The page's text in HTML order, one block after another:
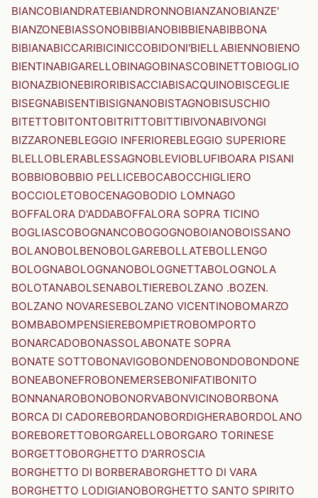
BIANCOBIANDRATEBIANDRONNOBIANZANOBIANZE'
BIANZONEBIASSONOBIBBIANOBIBBIENABIBBONA
BIBIANABICCARIBICINICCOBIDONI'BIELLABIENNOBIENO
BIENTINABIGARELLOBINAGOBINASCOBINETTOBIOGLIO
BIONAZBIONEBIRORIBISACCIABISACQUINOBISCEGLIE
BISEGNABISENTIBISIGNANOBISTAGNOBISUSCHIO
BITETTOBITONTOBITRITTOBITTIBIVONABIVONGI
BIZZARONEBLEGGIO INFERIOREBLEGGIO SUPERIORE
BLELLOBLERABLESSAGNOBLEVIOBLUFIBOARA PISANI
BOBBIOBOBBIO PELLICEBOCABOCCHIGLIERO
BOCCIOLETOBOCENAGOBODIO LOMNAGO
BOFFALORA D'ADDABOFFALORA SOPRA TICINO
BOGLIASCOBOGNANCOBOGOGNOBOIANOBOISSANO
BOLANOBOLBENOBOLGAREBOLLATEBOLLENGO
BOLOGNABOLOGNANOBOLOGNETTABOLOGNOLA
BOLOTANABOLSENABOLTIEREBOLZANO .BOZEN.
BOLZANO NOVARESEBOLZANO VICENTINOBOMARZO
BOMBABOMPENSIEREBOMPIETROBOMPORTO
BONARCADOBONASSOLABONATE SOPRA
BONATE SOTTOBONAVIGOBONDENOBONDOBONDONE
BONEABONEFROBONEMERSEBONIFATIBONITO
BONNANAROBONOBONORVABONVICINOBORBONA
BORCA DI CADOREBORDANOBORDIGHERABORDOLANO
BOREBORETTOBORGARELLOBORGARO TORINESE
BORGETTOBORGHETTO D'ARROSCIA
BORGHETTO DI BORBERABORGHETTO DI VARA
BORGHETTO LODIGIANOBORGHETTO SANTO SPIRITO